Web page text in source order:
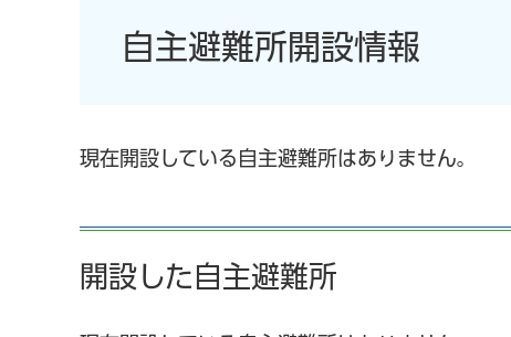
自主避難所開設情報
現在開設している自主避難所はありません。
開設した自主避難所